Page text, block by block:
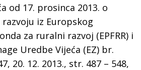
od 17. prosinca 2013. o
iz Europskog
za ruralni razvoj (EPFRR) i
Uredbe Vijeća (EZ) br.
20. 12. 2013., str. 487 – 548,